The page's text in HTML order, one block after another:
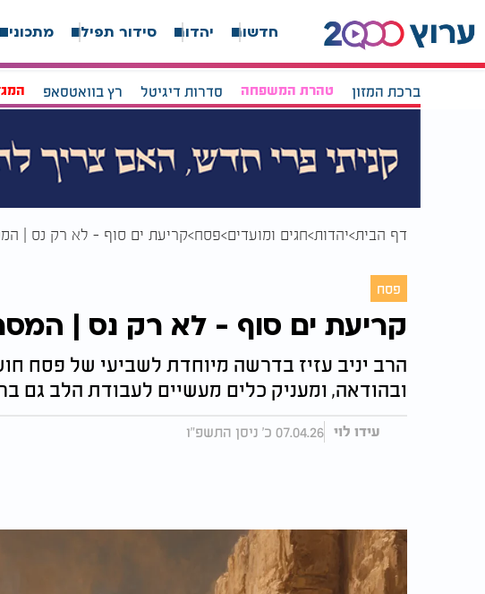
חדשות יהדות סידור תפילה מתכונים
ברכת המזון טהרת המשפחה סדרות דיגיטל רץ בוואטסאפ
דף הבית יהדות חגים ומועדים פסח קריעת ים סוף - לא רק נס |
פסח
קריעת ים סוף - לא רק נס |
הרב יניב עזיז בדרשה מיוחדת לשביעי של פסח
ובהודאה, ומעניק כלים מעשיים לעבודת הלב גם
עידו לוי 07.04.26 כ' ניסן התשפ"ו